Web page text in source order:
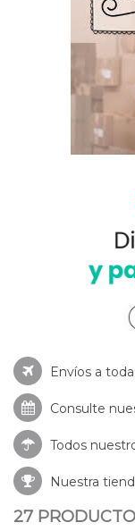
Envíos a
Consulte
Todos
Nuestra
27